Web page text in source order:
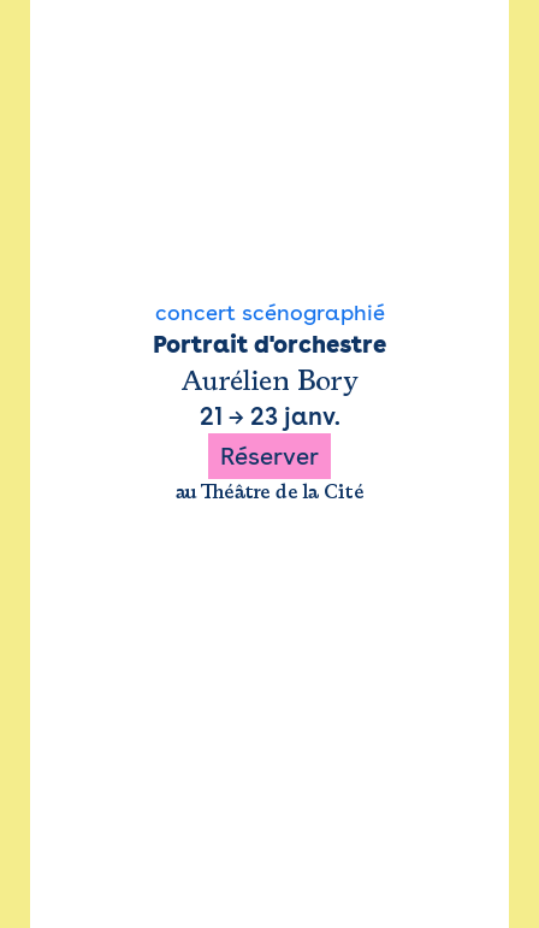
concert scénographié
Portrait d'orchestre
Aurélien Bory
21 → 23 janv.
Réserver
au Théâtre de la Cité